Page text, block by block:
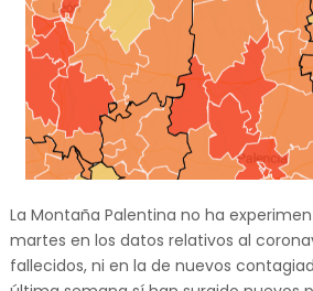
La Montaña Palentina no ha
martes en los datos relativos al
fallecidos, ni en la de nuevos